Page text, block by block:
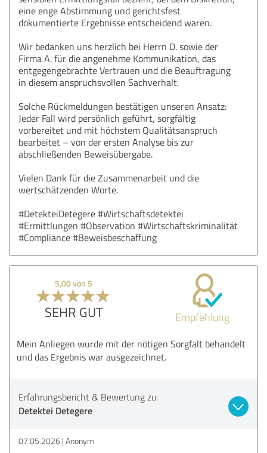
eine enge Abstimmung und gerichtsfest
dokumentierte Ergebnisse entscheidend waren.
Wir bedanken uns herzlich bei Herrn D. sowie der
Firma A. für die angenehme Kommunikation, das
entgegengebrachte Vertrauen und die Beauftragung
in diesem anspruchsvollen Sachverhalt.
Solche Rückmeldungen bestätigen unseren Ansatz:
Jeder Fall wird persönlich geführt, sorgfältig
vorbereitet und mit höchstem Qualitätsanspruch
bearbeitet – von der ersten Analyse bis zur
abschließenden Beweisübergabe.
Vielen Dank für die Zusammenarbeit und die
wertschätzenden Worte.
#DetekteiDetegere #Wirtschaftsdetektei
#Ermittlungen #Observation #Wirtschaftskriminalität
#Compliance #Beweisbeschaffung
5,00 von 5
SEHR GUT Empfehlung
Mein Anliegen wurde mit der nötigen Sorgfalt behandelt
und das Ergebnis war ausgezeichnet.
Erfahrungsbericht & Bewertung zu:
Detektei Detegere
07.05.2026 Anonym